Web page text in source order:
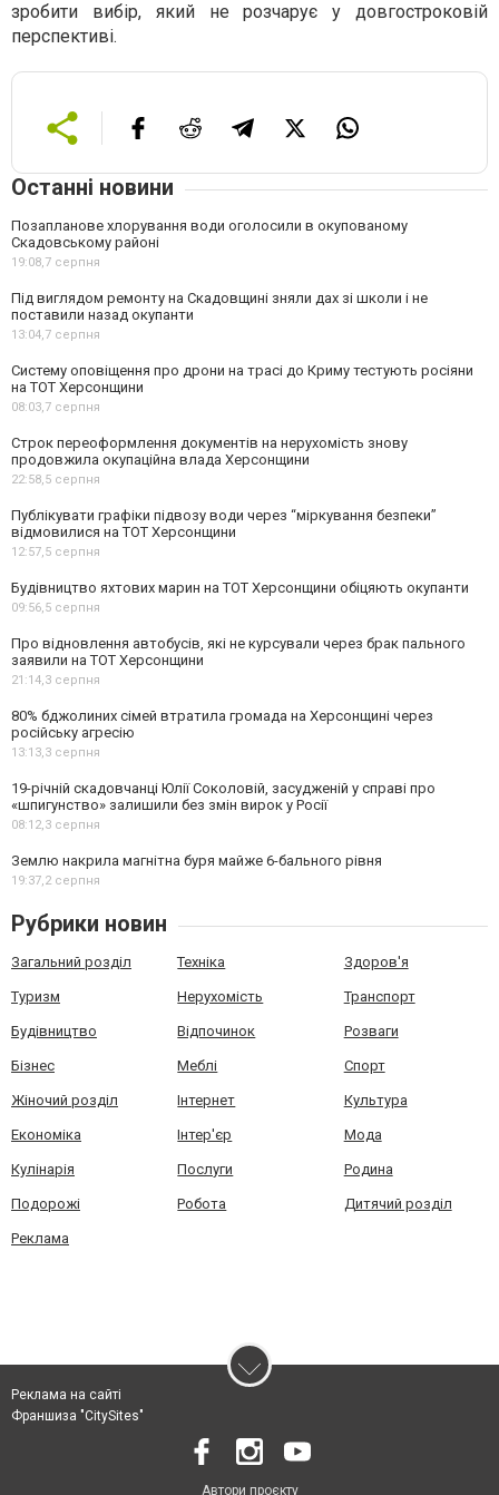
зробити вибір, який не розчарує у довгостроковій
перспективі.
Останні новини
Позапланове хлорування води оголосили в окупованому
Скадовському районі
19:08,7 серпня
Під виглядом ремонту на Скадовщині зняли дах зі школи і не
поставили назад окупанти
13:04,7 серпня
Систему оповіщення про дрони на трасі до Криму тестують росіяни
на ТОТ Херсонщини
08:03,7 серпня
Строк переоформлення документів на нерухомість знову
продовжила окупаційна влада Херсонщини
22:58,5 серпня
Публікувати графіки підвозу води через “міркування безпеки”
відмовилися на ТОТ Херсонщини
12:57,5 серпня
Будівництво яхтових марин на ТОТ Херсонщини обіцяють окупанти
09:56,5 серпня
Про відновлення автобусів, які не курсували через брак пального
заявили на ТОТ Херсонщини
21:14,3 серпня
80% бджолиних сімей втратила громада на Херсонщині через
російську агресію
13:13,3 серпня
19-річній скадовчанці Юлії Соколовій, засудженій у справі про
«шпигунство» залишили без змін вирок у Росії
08:12,3 серпня
Землю накрила магнітна буря майже 6-бального рівня
19:37,2 серпня
Рубрики новин
Загальний розділ Техніка Здоров'я
Туризм Нерухомість Транспорт
Будівництво Відпочинок Розваги
Бізнес Меблі Спорт
Жіночий розділ Інтернет Культура
Економіка Інтер'єр Мода
Кулінарія Послуги Родина
Подорожі Робота Дитячий розділ
Реклама
Реклама на сайті
Франшиза "CitySites"
Автори проєкту